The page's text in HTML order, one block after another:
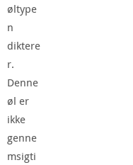
øltype
n
diktere
r.
Denne
øl er
ikke
genne
msigti